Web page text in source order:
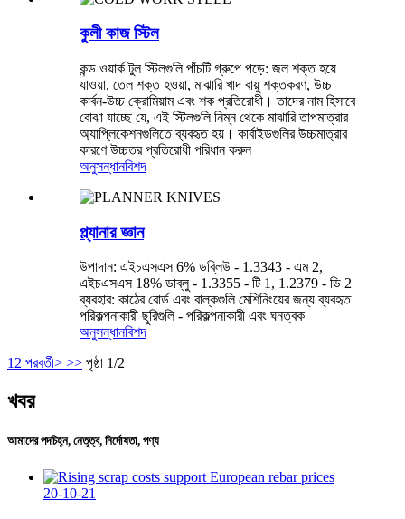
কুলী কাজ স্টিল
কন্ড ওয়ার্ক টুল স্টিলগুলি পাঁচটি গ্রুপে পড়ে: জল শক্ত হয়ে
যাওয়া, তেল শক্ত হওয়া, মাঝারি খাদ বায়ু শক্তকরণ, উচ্চ
কার্বন-উচ্চ ক্রোমিয়াম এবং শক প্রতিরোধী। তাদের নাম হিসাবে
বোঝা যাচ্ছে যে, এই স্টিলগুলি নিম্ন থেকে মাঝারি তাপমাত্রার
অ্যাপ্লিকেশনগুলিতে ব্যবহৃত হয়। কার্বাইডগুলির উচ্চমাত্রার
কারণে উচ্চতর প্রতিরোধী পরিধান করুন
অনুসন্ধানবিশদ
প্ল্যানার জ্ঞান
উপাদান: এইচএসএস 6% ডব্লিউ - 1.3343 - এম 2,
এইচএসএস 18% ডাব্লু - 1.3355 - টি 1, 1.2379 - ডি 2
ব্যবহার: কাঠের বোর্ড এবং বাল্কগুলি মেশিনিংয়ের জন্য ব্যবহৃত
পরিকল্পনাকারী ছুরিগুলি - পরিকল্পনাকারী এবং ঘনত্বক
অনুসন্ধানবিশদ
12 পরবর্তী> >> পৃষ্ঠা 1/2
খবর
আমাদের পদচিহ্ন, নেতৃত্ব, নির্দোষতা, পণ্য
20-10-21